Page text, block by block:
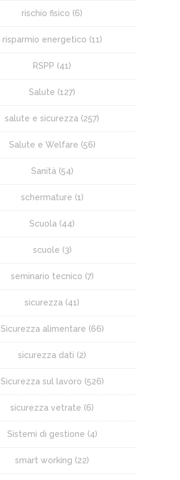
rischio fisico (6)
risparmio energetico (11)
RSPP (41)
Salute (127)
salute e sicurezza (257)
Salute e Welfare (56)
Sanità (54)
schermature (1)
Scuola (44)
scuole (3)
seminario tecnico (7)
sicurezza (41)
Sicurezza alimentare (66)
sicurezza dati (2)
Sicurezza sul lavoro (526)
sicurezza vetrate (6)
Sistemi di gestione (4)
smart working (22)